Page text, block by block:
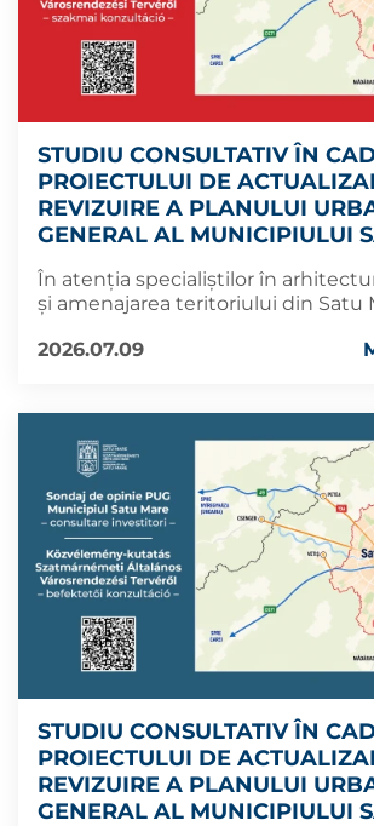
STUDIU CONSULTATIV ÎN
PROIECTULUI DE
REVIZUIRE A PLANULUI
GENERAL AL MUNICIPIULUI
În atenția specialiștilor în
şi amenajarea teritoriului din Satu
2026.07.09
STUDIU CONSULTATIV ÎN
PROIECTULUI DE
REVIZUIRE A PLANULUI
GENERAL AL MUNICIPIULUI